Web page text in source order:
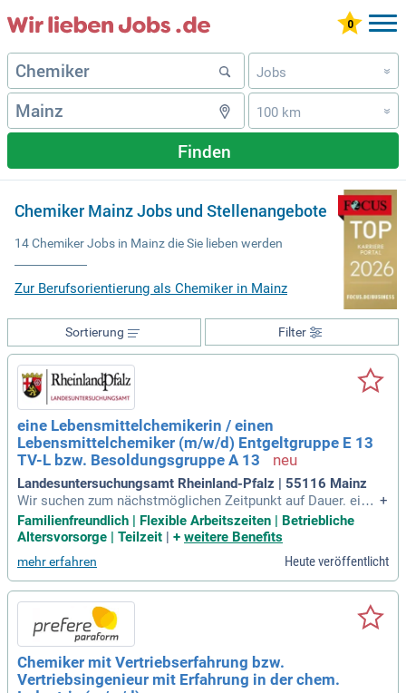
Jobs »
100 km »
Finden
Chemiker Mainz Jobs und Stellenangebote
14 Chemiker Jobs in Mainz die Sie lieben werden
Zur Berufsorientierung als Chemiker in Mainz
Filter
Sortierung
eine Lebensmittelchemikerin / einen
Lebensmittelchemiker (m/w/d) Entgeltgruppe E 13
TV-L bzw. Besoldungsgruppe A 13
Landesuntersuchungsamt Rheinland-Pfalz | 55116 Mainz
Wir suchen zum nächstmöglichen Zeitpunkt auf Dauer. eine
Lebensmittelchemikerin / einen Lebensmittelchemiker (m/
w/d); Entgeltgruppe E 13 TV-L bzw.
+
Familienfreundlich | Flexible Arbeitszeiten | Betriebliche
Altersvorsorge | Teilzeit | + weitere Benefits
mehr erfahren Heute veröffentlicht
Chemiker mit Vertriebserfahrung bzw.
Vertriebsingenieur mit Erfahrung in der chem.